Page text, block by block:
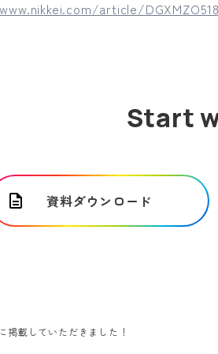
article/
Start
資料ダウンロード
掲載していただきました！